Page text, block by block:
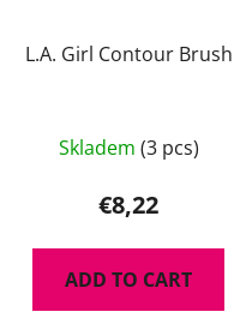
L.A. Girl Contour Brush
Skladem (3 pcs)
€8,22
ADD TO CART